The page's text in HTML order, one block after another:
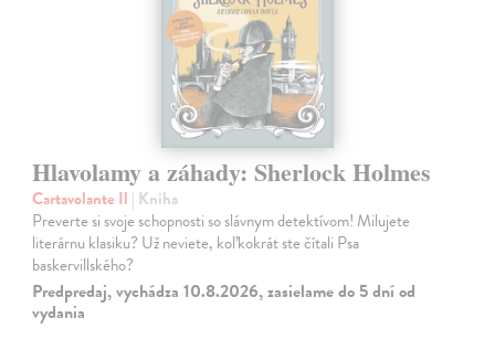
Hlavolamy a záhady: Sherlock Holmes
Cartavolante Il | Kniha
Preverte si svoje schopnosti so slávnym detektívom! Milujete
literárnu klasiku? Už neviete, koľkokrát ste čítali Psa
baskervillského?
Predpredaj, vychádza 10.8.2026, zasielame do 5 dní od
vydania